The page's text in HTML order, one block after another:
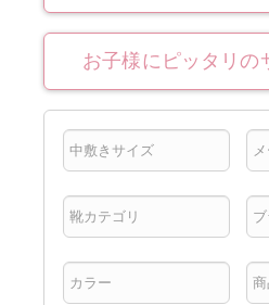
お子様にピッタリの